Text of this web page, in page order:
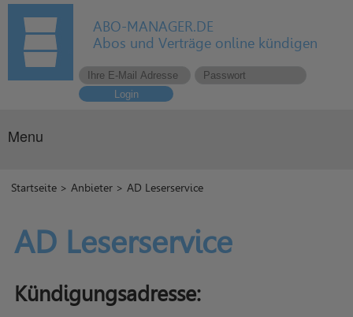
ABO-MANAGER.DE
Abos und Verträge online kündigen
Login
Menu
Startseite >Anbieter > AD Leserservice
AD Leserservice
Kündigungsadresse: